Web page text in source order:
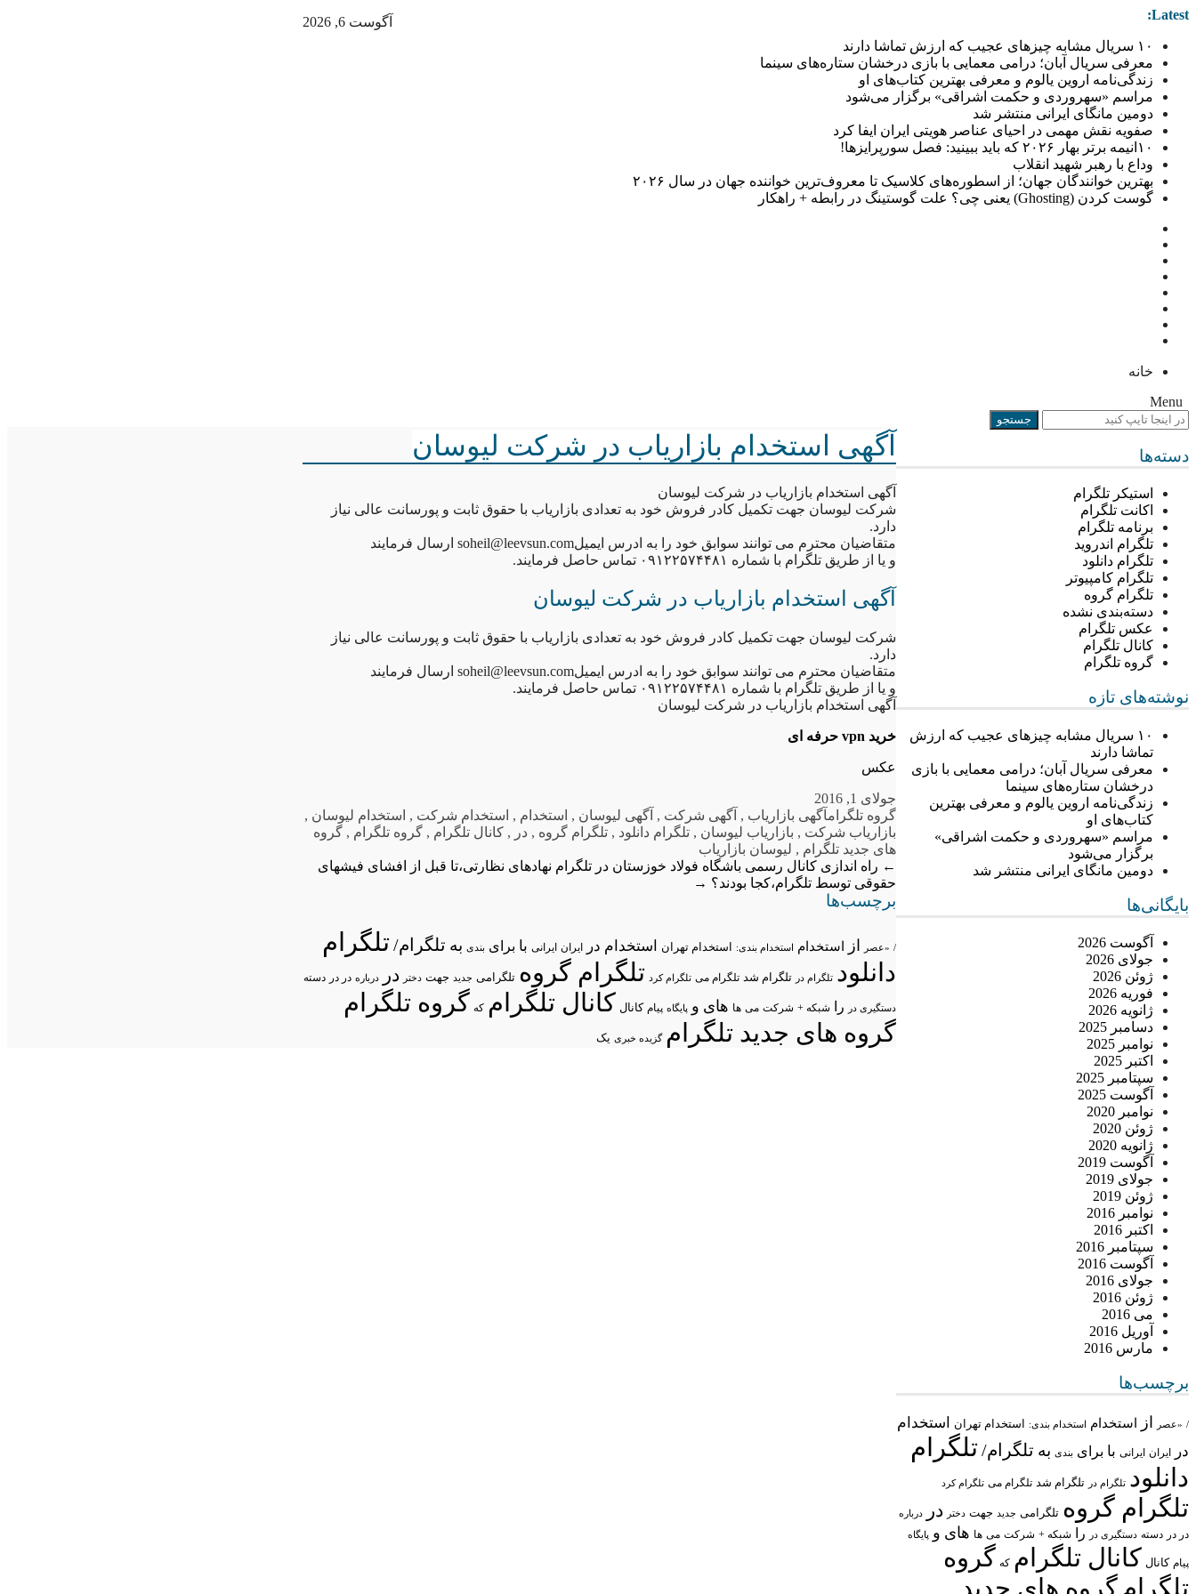
آگوست 6, 2026 Latest:
۱۰ سریال مشابه چیزهای عجیب که ارزش تماشا دارند
معرفی سریال آبان؛ درامی معمایی با بازی درخشان ستاره‌های سینما
زندگی‌نامه اروین یالوم و معرفی بهترین کتاب‌های او
مراسم «سهروردی و حکمت اشراقی» برگزار می‌شود
دومین مانگای ایرانی منتشر شد
صفویه نقش مهمی در احیای عناصر هویتی ایران ایفا کرد
۱۰انیمه برتر بهار ۲۰۲۶ که باید ببینید: فصل سورپرایزها!
وداع با رهبر شهید انقلاب
بهترین خوانندگان جهان؛ از اسطوره‌های کلاسیک تا معروف‌ترین خواننده جهان در سال ۲۰۲۶
گوست کردن (Ghosting) یعنی چی؟ علت گوستینگ در رابطه + راهکار
خانه
Menu
دسته‌ها
استیکر تلگرام
اکانت تلگرام
برنامه تلگرام
تلگرام اندروید
تلگرام دانلود
تلگرام کامپیوتر
تلگرام گروه
دسته‌بندی نشده
عکس تلگرام
کانال تلگرام
گروه تلگرام
نوشته‌های تازه
۱۰ سریال مشابه چیزهای عجیب که ارزش
تماشا دارند
معرفی سریال آبان؛ درامی معمایی با بازی
درخشان ستاره‌های سینما
زندگی‌نامه اروین یالوم و معرفی بهترین
کتاب‌های او
مراسم «سهروردی و حکمت اشراقی»
برگزار می‌شود
دومین مانگای ایرانی منتشر شد
بایگانی‌ها
آگوست 2026
جولای 2026
ژوئن 2026
فوریه 2026
ژانویه 2026
دسامبر 2025
نوامبر 2025
اکتبر 2025
سپتامبر 2025
آگوست 2025
نوامبر 2020
ژوئن 2020
ژانویه 2020
آگوست 2019
جولای 2019
ژوئن 2019
نوامبر 2016
اکتبر 2016
سپتامبر 2016
آگوست 2016
جولای 2016
ژوئن 2016
می 2016
آوریل 2016
مارس 2016
برچسب‌ها
/ «عصر از استخدام استخدام بندی: استخدام تهران
استخدام
در
ایران ایرانی با برای بندی به تلگرام/ تلگرام
دانلود تلگرام در تلگرام شد تلگرام می تلگرام کرد
تلگرام گروه تلگرامی جدید جهت دختر در درباره
در در دسته دستگیری در را شبکه + شرکت می ها های و پایگاه
پیام کانال کانال تلگرام که گروه
تلگرام گروه های جدید
آگهی استخدام بازاریاب در شرکت لیوسان
آگهی استخدام بازاریاب در شرکت لیوسان
شرکت لیوسان جهت تکمیل کادر فروش خود به تعدادی بازاریاب با حقوق ثابت و پورسانت عالی نیاز
دارد.
متقاضیان محترم می توانند سوابق خود را به ادرس ایمیلsoheil@leevsun.com ارسال فرمایند
و یا از طریق تلگرام با شماره ٠٩١٢٢۵٧۴۴٨١ تماس حاصل فرمایند.
آگهی استخدام بازاریاب در شرکت لیوسان
شرکت لیوسان جهت تکمیل کادر فروش خود به تعدادی بازاریاب با حقوق ثابت و پورسانت عالی نیاز
دارد.
متقاضیان محترم می توانند سوابق خود را به ادرس ایمیلsoheil@leevsun.com ارسال فرمایند
و یا از طریق تلگرام با شماره ٠٩١٢٢۵٧۴۴٨١ تماس حاصل فرمایند.
آگهی استخدام بازاریاب در شرکت لیوسان
خرید vpn حرفه ای
عکس
جولای 1, 2016
گروه تلگرامآگهی بازاریاب , آگهی شرکت , آگهی لیوسان , استخدام , استخدام شرکت , استخدام لیوسان ,
بازاریاب شرکت , بازاریاب لیوسان , تلگرام دانلود , تلگرام گروه , در , کانال تلگرام , گروه تلگرام , گروه
های جدید تلگرام , لیوسان بازاریاب
← راه اندازی کانال رسمی باشگاه فولاد خوزستان در تلگرام نهادهای نظارتی،تا قبل از افشای فیشهای
حقوقی توسط تلگرام،کجا بودند؟ →
برچسب‌ها
/ «عصر از استخدام استخدام بندی: استخدام تهران استخدام در ایران ایرانی با برای بندی به تلگرام/ تلگرام
دانلود تلگرام در تلگرام شد تلگرام می تلگرام کرد تلگرام گروه تلگرامی جدید جهت دختر در درباره در در دسته
دستگیری در را شبکه + شرکت می ها های و پایگاه پیام کانال کانال تلگرام که گروه تلگرام
گروه های جدید تلگرام گزیده خبری یک